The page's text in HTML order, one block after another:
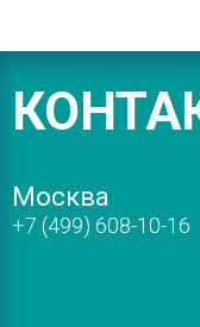
Москва
+7 (499) 608-10-16